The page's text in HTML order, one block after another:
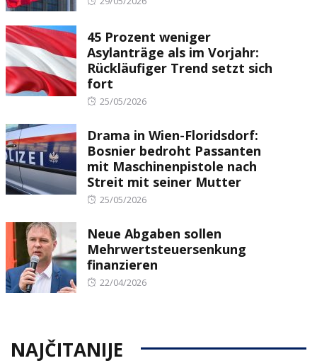
45 Prozent weniger
Asylanträge als im Vorjahr:
Rückläufiger Trend setzt sich
fort
Posted
25/05/2026
Drama in Wien-Floridsdorf:
Bosnier bedroht Passanten
mit Maschinenpistole nach
Streit mit seiner Mutter
Posted
25/05/2026
Neue Abgaben sollen
Mehrwertsteuersenkung
finanzieren
Posted
22/04/2026
NAJČITANIJE